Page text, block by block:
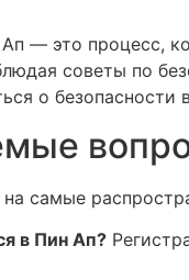
— это процесс,
советы по
о
самые
в Пин Ап?